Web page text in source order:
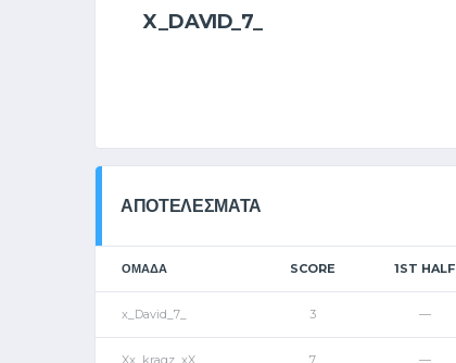
X_DAVID_7_
ΑΠΟΤΕΛΈΣΜΑΤΑ
ΟΜΑΔΑ SCORE 1ST HALF
x_David_7_ 3 —